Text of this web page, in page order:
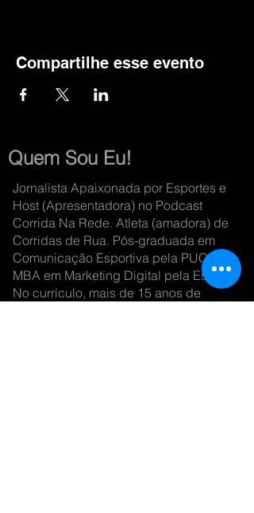
Compartilhe esse evento
Quem Sou Eu!
Jornalista Apaixonada por Esportes e
Host (Apresentadora) no Podcast
Corrida Na Rede. Atleta (amadora) de
Corridas de Rua. Pós-graduada em
Comunicação Esportiva pela PUC/PR e
MBA em Marketing Digital pela Estácio.
No currículo, mais de 15 anos de